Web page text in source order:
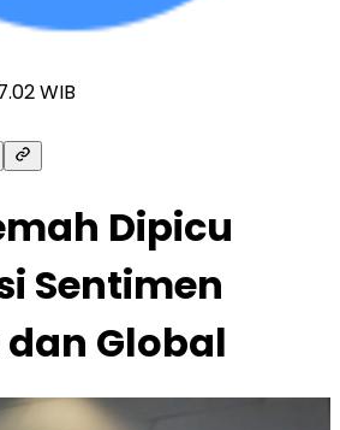
WIB
Dipicu
Sentimen
Global